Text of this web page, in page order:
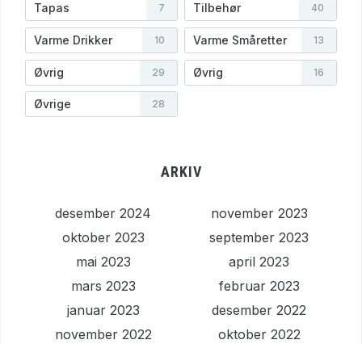
Tapas 7 Tilbehør 40
Varme Drikker 10 Varme Småretter 13
Øvrig 29 Øvrig 16
Øvrige 28
ARKIV
desember 2024
november 2023
oktober 2023
september 2023
mai 2023
april 2023
mars 2023
februar 2023
januar 2023
desember 2022
november 2022
oktober 2022